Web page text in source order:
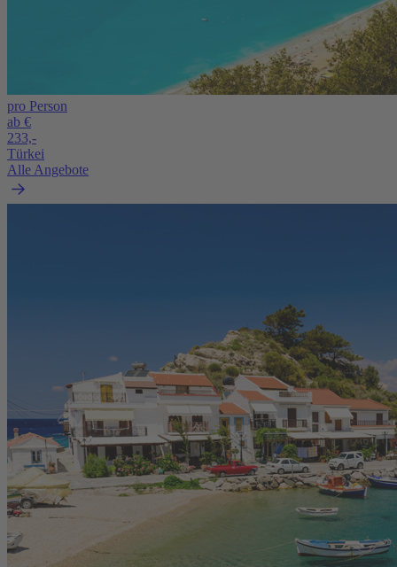
pro Person
ab €
233,-
Türkei
Alle Angebote